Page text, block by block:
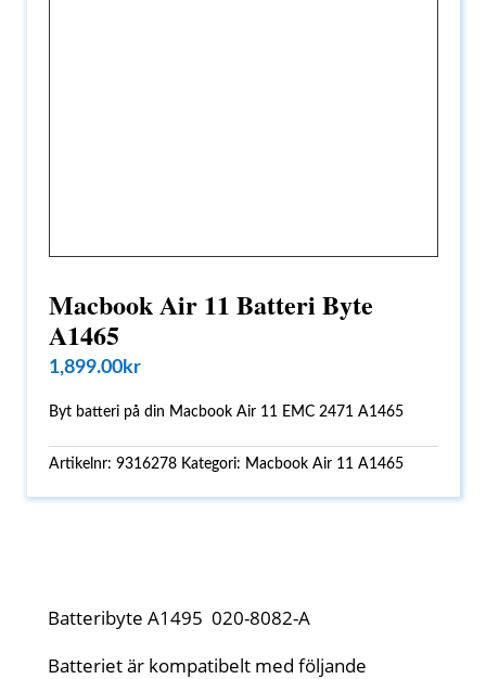
Macbook Air 11 Batteri Byte
A1465
1,899.00kr
Byt batteri på din Macbook Air 11 EMC 2471 A1465
Artikelnr:9316278 Kategori: Macbook Air 11 A1465
Batteribyte A1495 020-8082-A
Batteriet är kompatibelt med följande